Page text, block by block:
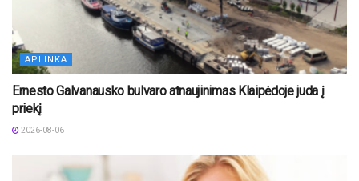
APLINKA
Ernesto Galvanausko bulvaro atnaujinimas Klaipėdoje juda į
priekį
2026-08-06